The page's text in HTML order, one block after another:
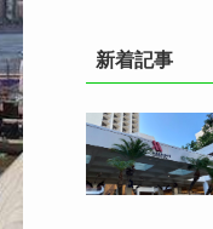
新着記事